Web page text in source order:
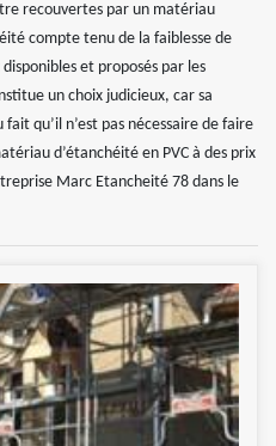
recouvertes par un matériau
compte tenu de la faiblesse de
et proposés par les
un choix judicieux, car sa
qu’il n’est pas nécessaire de faire
d’étanchéité en PVC à des prix
Marc Etancheité 78 dans le